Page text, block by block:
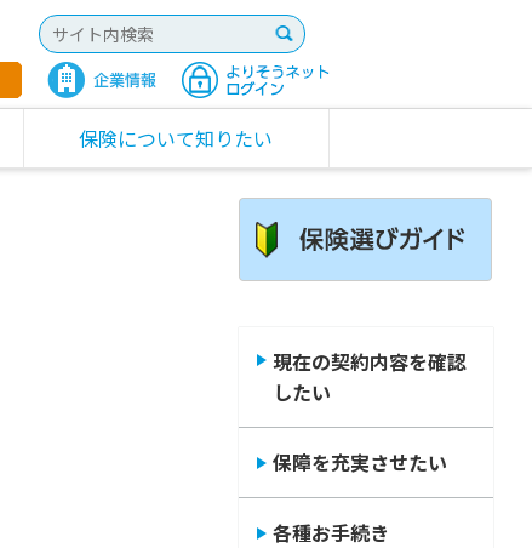
保険について知りたい
現在の契約内容を確認
したい
保障を充実させたい
各種お手続き